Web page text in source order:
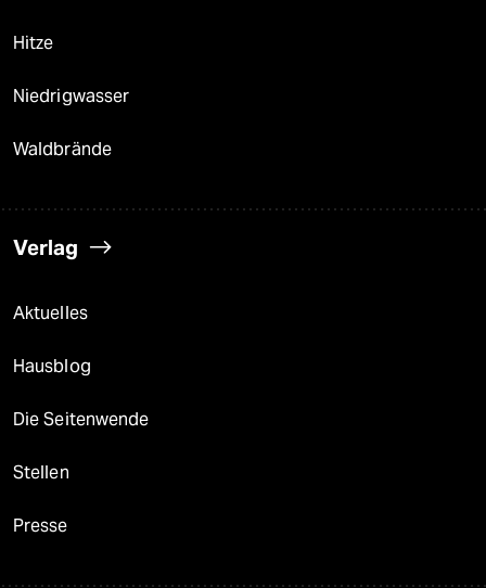
Hitze
Niedrigwasser
Waldbrände
Verlag
Aktuelles
Hausblog
Die Seitenwende
Stellen
Presse